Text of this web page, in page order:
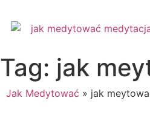
Tag: jak
Jak Medytować » jak